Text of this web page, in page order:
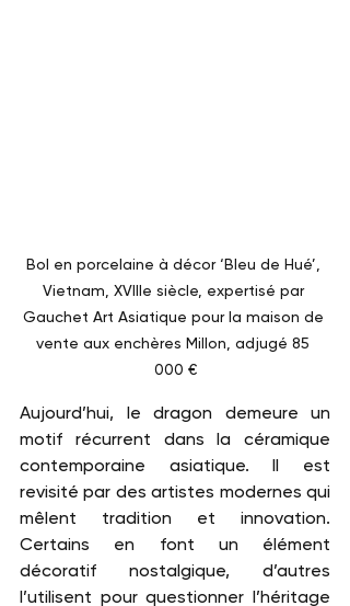
Bol en porcelaine à décor ‘Bleu de Hué’,
Vietnam, XVIIIe siècle, expertisé par
Gauchet Art Asiatique pour la maison de
vente aux enchères Millon, adjugé 85
000 €
Aujourd’hui, le dragon demeure un
motif récurrent dans la céramique
contemporaine asiatique. Il est
revisité par des artistes modernes qui
mêlent tradition et innovation.
Certains en font un élément
décoratif nostalgique, d’autres
l’utilisent pour questionner l’héritage